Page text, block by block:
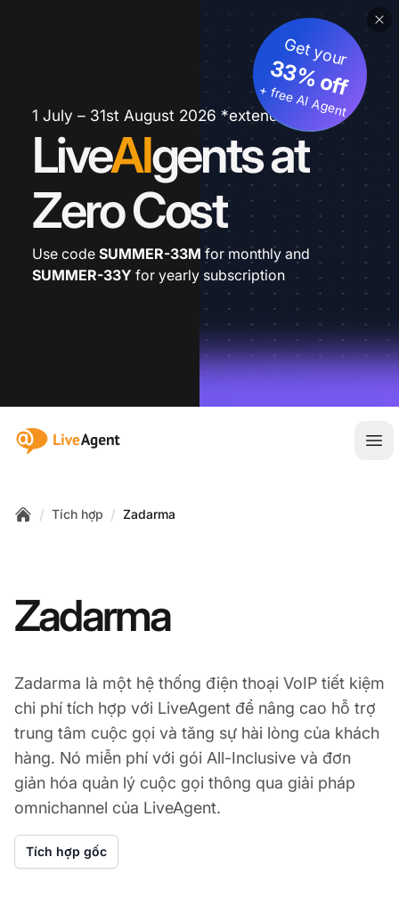
1 July – 31st August 2026 *extended
LiveAIgents at
Zero Cost
Get your
33% off
+ free AI Agent
Use code SUMMER-33M for monthly and
SUMMER-33Y for yearly subscription
:site.title
Mở
/ Tích hợp / Zadarma
Zadarma
Zadarma là một hệ thống điện thoại VoIP tiết kiệm
chi phí tích hợp với LiveAgent để nâng cao hỗ trợ
trung tâm cuộc gọi và tăng sự hài lòng của khách
hàng. Nó miễn phí với gói All-Inclusive và đơn
giản hóa quản lý cuộc gọi thông qua giải pháp
omnichannel của LiveAgent.
Tích hợp gốc